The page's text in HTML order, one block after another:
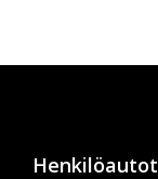
Henkilöautot